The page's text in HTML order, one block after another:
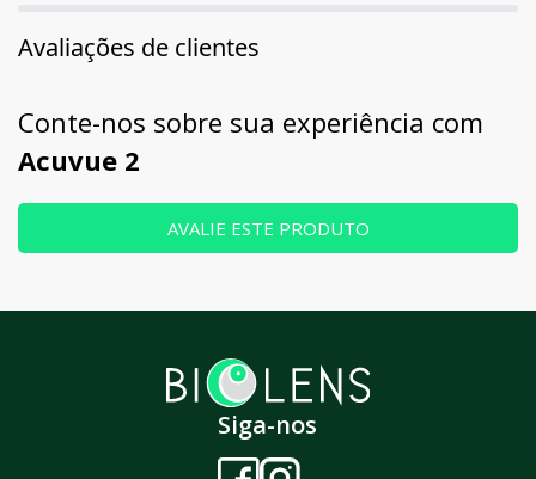
Avaliações de clientes
Conte-nos sobre sua experiência com
Acuvue 2
AVALIE ESTE PRODUTO
Siga-nos